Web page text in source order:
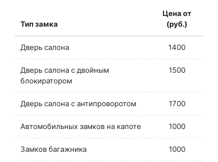
Тип замка
Цена от
(руб.)
Дверь салона 1400
Дверь салона с двойным
блокиратором
1500
Дверь салона с антипроворотом 1700
Автомобильных замков на капоте 1000
Замков багажника 1000